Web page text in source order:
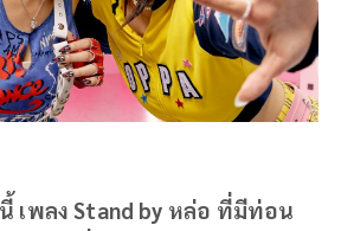
เพลง Stand by หล่อ ที่มีท่อน